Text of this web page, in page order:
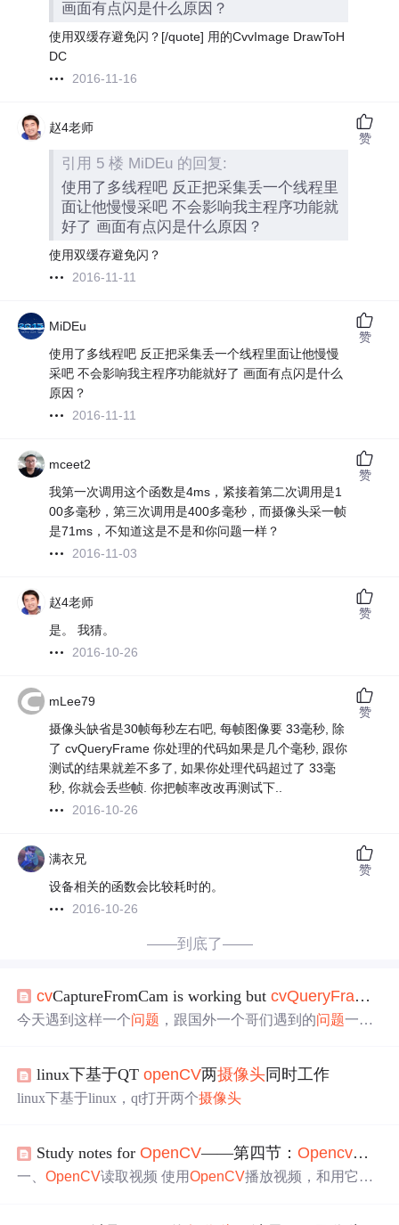
画面有点闪是什么原因？
使用双缓存避免闪？[/quote] 用的CvvImage DrawToH
DC
2016-11-16
赵4老师
引用 5 楼 MiDEu 的回复:
使用了多线程吧 反正把采集丢一个线程里
面让他慢慢采吧 不会影响我主程序功能就
好了 画面有点闪是什么原因？
使用双缓存避免闪？
2016-11-11
赞
MiDEu
使用了多线程吧 反正把采集丢一个线程里面让他慢慢
采吧 不会影响我主程序功能就好了 画面有点闪是什么
原因？
2016-11-11
赞
mceet2
我第一次调用这个函数是4ms，紧接着第二次调用是1
00多毫秒，第三次调用是400多毫秒，而摄像头采一帧
是71ms，不知道这是不是和你问题一样？
2016-11-03
赞
赵4老师
是。 我猜。
2016-10-26
赞
mLee79
摄像头缺省是30帧每秒左右吧, 每帧图像要 33毫秒, 除
了 cvQueryFrame 你处理的代码如果是几个毫秒, 跟你
测试的结果就差不多了, 如果你处理代码超过了 33毫
秒, 你就会丢些帧. 你把帧率改改再测试下..
2016-10-26
赞
满衣兄
设备相关的函数会比较耗时的。
2016-10-26
赞
——到底了——
cvCaptureFromCam is working butcvQueryFrame
今天遇到这样一个问题 ，跟国外一个哥们遇到的问题一样
s working butcvQueryFramereturns NULL 弄了一天了，笔
记本上的摄
linux下基于QTopenCV两摄像头 同时工作
linux下基于linux，qt打开两个摄像头
Study notes for OpenCV——第四节： Opencv读取
一、OpenCV读取视频 使用OpenCV播放视频，和用它来